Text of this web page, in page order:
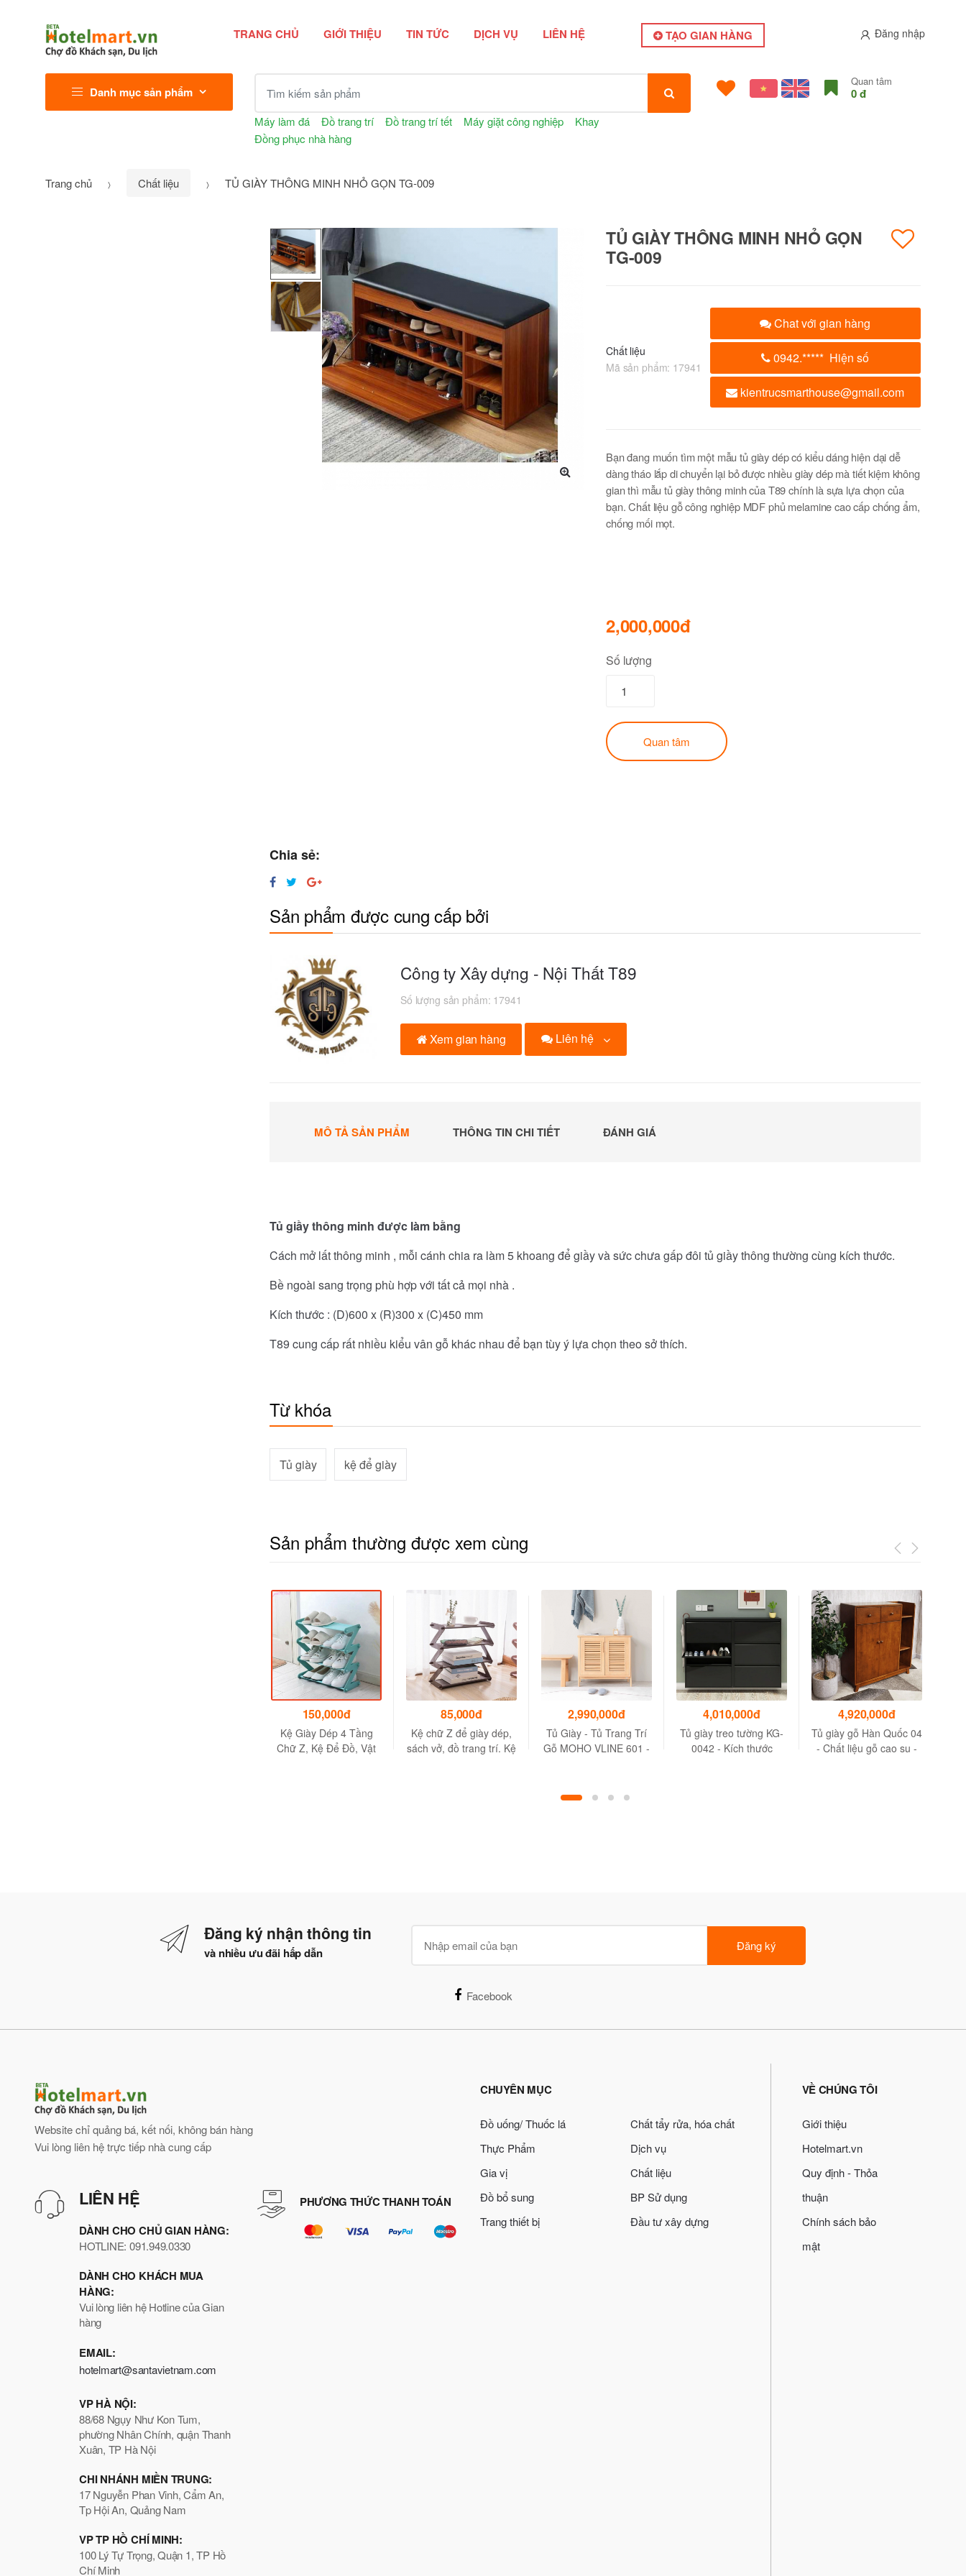
TRANG CHỦ GIỚI THIỆU TIN TỨC DỊCH VỤ LIÊN HỆ TẠO GIAN HÀNG Đăng nhập
Danh mục sản phẩm
Máy làm đá Đồ trang trí Đồ trang trí tết Máy giặt công nghiệp
Khay
Đồng phục nhà hàng
Quan tâm
0 đ
Trang chủ Chất liệu TỦ GIÀY THÔNG MINH NHỎ GỌN TG-009
TỦ GIÀY THÔNG MINH NHỎ GỌN
TG-009
Chất liệu
Mã sản phẩm: 17941
Chat với gian hàng
0942.***** Hiện số
kientrucsmarthouse@gmail.com
Bạn đang muốn tìm một mẫu tủ giày dép có kiểu dáng hiện dại dễ
dàng tháo lắp di chuyển lại bỏ được nhiều giày dép mà tiết kiệm không
gian thì mẫu tủ giày thông minh của T89 chính là sựa lựa chọn của
bạn. Chất liệu gỗ công nghiệp MDF phủ melamine cao cấp chống ẩm,
chống mối mọt.
2,000,000đ
Số lượng
Quan tâm
Chia sẻ:
Sản phẩm được cung cấp bởi
Công ty Xây dựng - Nội Thất T89
Số lượng sản phẩm: 17941
Xem gian hàng Liên hệ
MÔ TẢ SẢN PHẨM THÔNG TIN CHI TIẾT ĐÁNH GIÁ
Tủ giầy thông minh được làm bằng
Cách mở lất thông minh , mỗi cánh chia ra làm 5 khoang để giầy và sức chưa gấp đôi tủ giầy thông thường cùng kích thước.
Bề ngoài sang trọng phù hợp với tất cả mọi nhà .
Kích thước : (D)600 x (R)300 x (C)450 mm
T89 cung cấp rất nhiều kiểu vân gỗ khác nhau để bạn tùy ý lựa chọn theo sở thích.
Từ khóa
Tủ giày kệ để giày
Sản phẩm thường được xem cùng
150,000đ
Kệ Giày Dép 4 Tầng
Chữ Z, Kệ Để Đồ, Vật
85,000đ
Kệ chữ Z để giày dép,
sách vở, đồ trang trí. Kệ
2,990,000đ
Tủ Giày - Tủ Trang Trí
Gỗ MOHO VLINE 601 -
4,010,000đ
Tủ giày treo tường KG-
0042 - Kích thước
4,920,000đ
Tủ giày gỗ Hàn Quốc 04
- Chất liệu gỗ cao su -
Đăng ký nhận thông tin
và nhiều ưu đãi hấp dẫn Đăng ký
Facebook
Website chỉ quảng bá, kết nối, không bán hàng
Vui lòng liên hệ trực tiếp nhà cung cấp
LIÊN HỆ
DÀNH CHO CHỦ GIAN HÀNG:
HOTLINE: 091.949.0330
DÀNH CHO KHÁCH MUA
HÀNG:
Vui lòng liên hệ Hotline của Gian
hàng
EMAIL:
hotelmart@santavietnam.com
VP HÀ NỘI:
88/68 Ngụy Như Kon Tum,
phường Nhân Chính, quận Thanh
Xuân, TP Hà Nội
CHI NHÁNH MIỀN TRUNG:
17 Nguyễn Phan Vinh, Cẩm An,
Tp Hội An, Quảng Nam
VP TP HỒ CHÍ MINH:
100 Lý Tự Trọng, Quận 1, TP Hồ
Chí Minh
PHƯƠNG THỨC THANH TOÁN
CHUYÊN MỤC
Đồ uống/ Thuốc lá
Thực Phẩm
Gia vị
Đồ bổ sung
Trang thiết bị
Chất tẩy rửa, hóa chất
Dịch vụ
Chất liệu
BP Sử dụng
Đầu tư xây dựng
VỀ CHÚNG TÔI
Giới thiệu
Hotelmart.vn
Quy định - Thỏa
thuận
Chính sách bảo
mật